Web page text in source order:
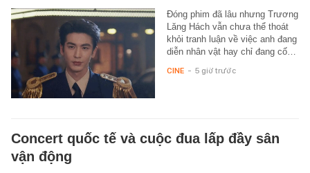
Đóng phim đã lâu nhưng Trương
Lăng Hách vẫn chưa thể thoát
khỏi tranh luận về việc anh đang
diễn nhân vật hay chỉ đang cố…
CINE - 5 giờ trước
Concert quốc tế và cuộc đua lấp đầy sân
vận động